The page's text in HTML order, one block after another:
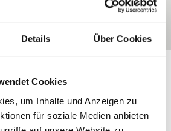
Details Über Cookies
Cookies
um Inhalte und Anzeigen zu
für soziale Medien anbieten
IN BEDBURG
UNS AUF SIE!!